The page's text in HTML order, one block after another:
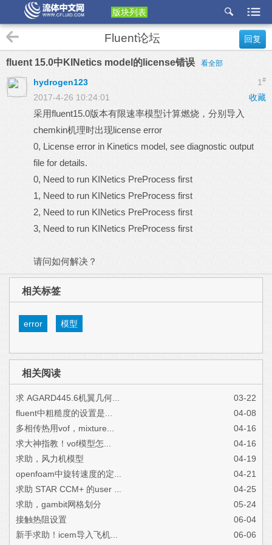
版块列表
etu
p
回复
Fluent论坛
fluent 15.0中KINetics model的license错误 看全部
1 #
hydrogen123
收藏
2017-4-26 10:24:01
采用fluent15.0版本有限速率模型计算燃烧，分别导入
chemkin机理时出现license error
0, License error in Kinetics model, see diagnostic output
file for details.
0, Need to run KINetics PreProcess first
1, Need to run KINetics PreProcess first
2, Need to run KINetics PreProcess first
3, Need to run KINetics PreProcess first
请问如何解决？
相关标签
error 模型
相关阅读
求 AGARD445.6机翼几何...
03-22
fluent中粗糙度的设置是...
04-08
多相传热用vof，mixture...
04-16
求大神指教！vof模型怎...
04-16
求助，风力机模型
04-19
openfoam中旋转速度的定...
04-21
求助 STAR CCM+ 的user ...
04-25
求助，gambit网格划分
05-24
接触热阻设置
06-04
新手求助！icem导入飞机...
06-06